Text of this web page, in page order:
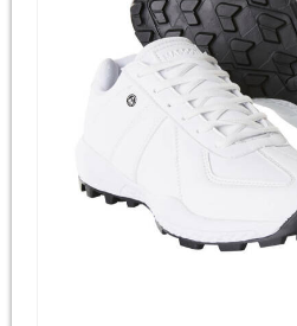
Technologie & Gadgets
Outdoor & Vrije tijd
Pennen & Schrijfwaren
Tassen & Reizen
Gezondheid & Welzijn